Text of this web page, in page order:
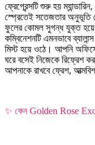
ফ্রেগ্রেন্সটি শুরু হয়
স্প্রেতেই সতেজতার অনুভূতি
ফুলের কোমল সুগন্ধ যুক্ত
কম্বিনেশনটি এমনভাবে
মিস্ট হয়ে ওঠে। আপনি অফিসে
ঘরে বসেই নিজেকে
আপনাকে রাখবে ফ্রেশ,
✨ কেন Golden Rose